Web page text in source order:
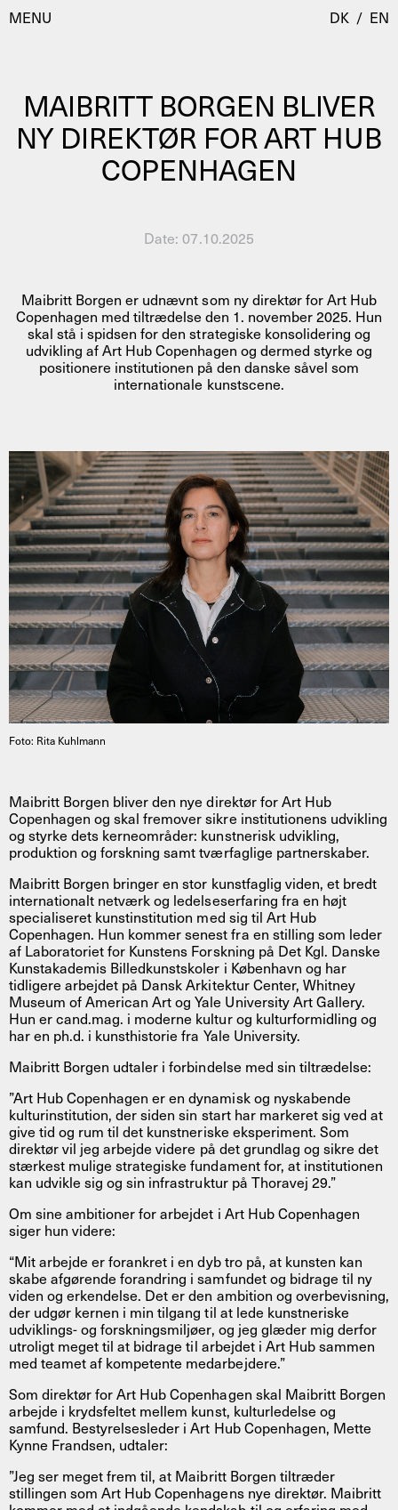
MENU
Besøg
Kalender
Room Room
Residencies & Studios
Artistic Research
Om
Om AHC
Profiler
Presse
AHC Channel Søg
DK / EN
MAIBRITT BORGEN BLIVER
NY DIREKTØR FOR ART HUB
COPENHAGEN
Date:07.10.2025
Maibritt Borgen er udnævnt som ny direktør for Art Hub
Copenhagen med tiltrædelse den 1. november 2025. Hun
skal stå i spidsen for den strategiske konsolidering og
udvikling af Art Hub Copenhagen og dermed styrke og
positionere institutionen på den danske såvel som
internationale kunstscene.
Foto: Rita Kuhlmann
Maibritt Borgen bliver den nye direktør for Art Hub
Copenhagen og skal fremover sikre institutionens udvikling
og styrke dets kerneområder: kunstnerisk udvikling,
produktion og forskning samt tværfaglige partnerskaber.
Maibritt Borgen bringer en stor kunstfaglig viden, et bredt
internationalt netværk og ledelseserfaring fra en højt
specialiseret kunstinstitution med sig til Art Hub
Copenhagen. Hun kommer senest fra en stilling som leder
af Laboratoriet for Kunstens Forskning på Det Kgl. Danske
Kunstakademis Billedkunstskoler i København og har
tidligere arbejdet på Dansk Arkitektur Center, Whitney
Museum of American Art og Yale University Art Gallery.
Hun er cand.mag. i moderne kultur og kulturformidling og
har en ph.d. i kunsthistorie fra Yale University.
Maibritt Borgen udtaler i forbindelse med sin tiltrædelse:
”Art Hub Copenhagen er en dynamisk og nyskabende
kulturinstitution, der siden sin start har markeret sig ved at
give tid og rum til det kunstneriske eksperiment. Som
direktør vil jeg arbejde videre på det grundlag og sikre det
stærkest mulige strategiske fundament for, at institutionen
kan udvikle sig og sin infrastruktur på Thoravej 29.”
Om sine ambitioner for arbejdet i Art Hub Copenhagen
siger hun videre:
“Mit arbejde er forankret i en dyb tro på, at kunsten kan
skabe afgørende forandring i samfundet og bidrage til ny
viden og erkendelse. Det er den ambition og overbevisning,
der udgør kernen i min tilgang til at lede kunstneriske
udviklings- og forskningsmiljøer, og jeg glæder mig derfor
utroligt meget til at bidrage til arbejdet i Art Hub sammen
med teamet af kompetente medarbejdere.”
Som direktør for Art Hub Copenhagen skal Maibritt Borgen
arbejde i krydsfeltet mellem kunst, kulturledelse og
samfund. Bestyrelsesleder i Art Hub Copenhagen, Mette
Kynne Frandsen, udtaler:
”Jeg ser meget frem til, at Maibritt Borgen tiltræder
stillingen som Art Hub Copenhagens nye direktør. Maibritt